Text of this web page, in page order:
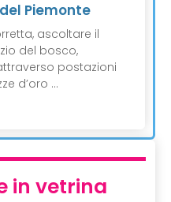
Piemonte
ascoltare il
del bosco,
postazioni
d’oro ...
in vetrina